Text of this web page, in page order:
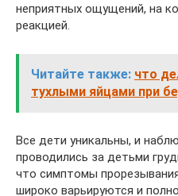
неприятных ощущений, на
реакцией.
Читайте также: что
тухлыми яйцами при
Все дети уникальны, и
проводились за детьми
что симптомы
широко варьируются и